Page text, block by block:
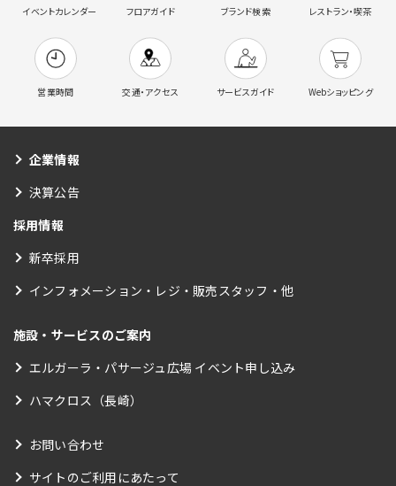
イベントカレンダー フロアガイド ブランド検索 レストラン・喫茶
営業時間 交通・アクセス サービスガイド Webショッピング
企業情報
決算公告
採用情報
新卒採用
インフォメーション・レジ・販売スタッフ・他
施設・サービスのご案内
エルガーラ・パサージュ広場 イベント申し込み
ハマクロス（長崎）
お問い合わせ
サイトのご利用にあたって